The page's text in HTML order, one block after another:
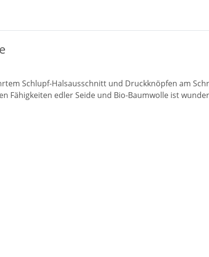
Schlupf-Halsausschnitt und Druckknöpfen am
Fähigkeiten edler Seide und Bio-Baumwolle ist